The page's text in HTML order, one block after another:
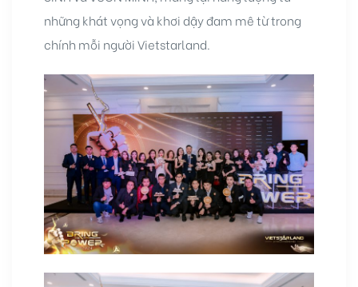
những khát vọng và khơi dậy đam mê từ trong
chính mỗi người Vietstarland.